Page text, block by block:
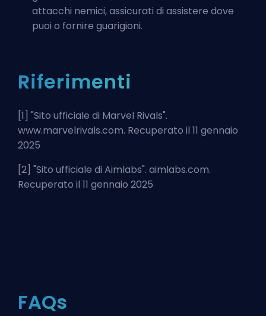
attacchi nemici, assicurati di assistere dove
puoi o fornire guarigioni.
Riferimenti
[1] "Sito ufficiale di Marvel Rivals".
www.marvelrivals.com. Recuperato il 11 gennaio
2025
[2] "Sito ufficiale di Aimlabs". aimlabs.com.
Recuperato il 11 gennaio 2025
FAQs